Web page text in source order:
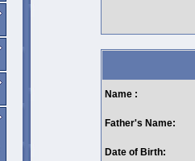
Name :
Father's Name:
Date of Birth: